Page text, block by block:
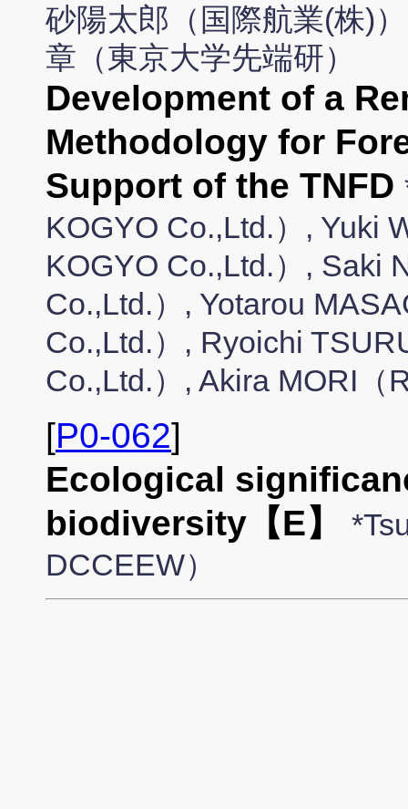
砂陽太郎（国際航業(株)
章（東京大学先端研）
Development of a
Methodology for
Support of the TNFD
KOGYO Co.,Ltd.）, Yuki
KOGYO Co.,Ltd.）, Saki
Co.,Ltd.）, Yotarou
Co.,Ltd.）, Ryoichi
Co.,Ltd.）, Akira MORI（
[P0-062]
Ecological
biodiversity【E】
DCCEEW）